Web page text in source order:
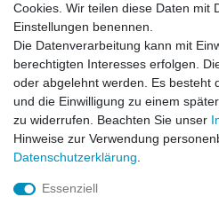
Wichtiges
Datenschutz
Impressum
Kontakt
AGB
Service
Zahlung und Versand
Vertrag widerrufen
Cookies. Wir teilen diese Daten mit
Einstellungen benennen.
Die Datenverarbeitung kann mit
berechtigten Interesses erfolgen.
oder abgelehnt werden. Es besteht
und die Einwilligung zu einem
zu widerrufen. Beachten Sie unser
Hinweise zur Verwendung
Daten­schutz­erklärung
Essenziell